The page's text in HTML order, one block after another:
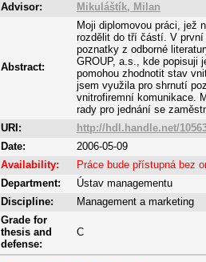
Advisor:
Mikuláštík, Milan
Abstract:
Moji diplomovou práci, jež
rozdělit do tří částí. V první
poznatky z odborné
GROUP, a.s., kde popisuji
pomohou zhodnotit stav
jsem využila pro shrnutí
vnitrofiremní komunikace.
rady pro jednání se
URI:
http://hdl.handle.net/
Date:
2006-05-09
Availability:
Práce bude přístupná bez
Department:
Ústav managementu
Discipline:
Management a marketing
Grade for
thesis and
defense:
C